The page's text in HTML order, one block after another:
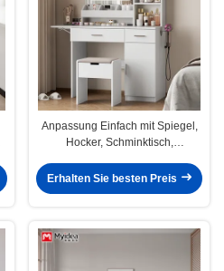
Anpassung Einfach mit Spiegel,
Hocker, Schminktisch,
Schrank, Ablagetisch, Klein-
Erhalten Sie besten Preis